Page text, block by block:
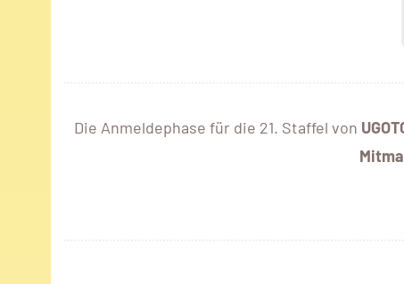
Die Anmeldephase für die 21. Staffel von